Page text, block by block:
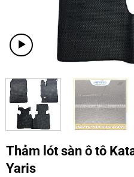
Thảm lót sàn ô tô
Yaris